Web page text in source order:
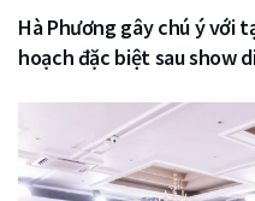
Hà Phương gây chú ý với
hoạch đặc biệt sau show